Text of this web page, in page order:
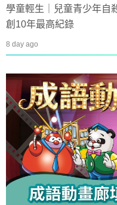
學童輕生｜兒童青少年
創10年最高紀錄
8 day ago